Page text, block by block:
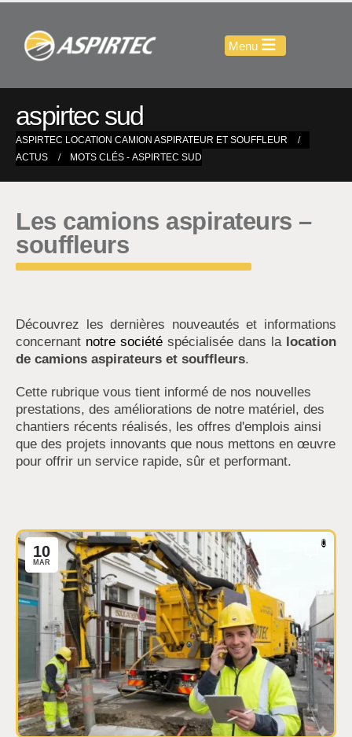
aspirtec sud
ASPIRTEC LOCATION CAMION ASPIRATEUR ET SOUFFLEUR
ACTUS
MOTS CLÉS - ASPIRTEC SUD
Les camions aspirateurs –
souffleurs
Découvrez les dernières nouveautés et informations
concernant notre société spécialisée dans la location
de camions aspirateurs et souffleurs.
Cette rubrique vous tient informé de nos nouvelles
prestations, des améliorations de notre matériel, des
chantiers récents réalisés, les offres d'emplois ainsi
que des projets innovants que nous mettons en œuvre
pour offrir un service rapide, sûr et performant.
10
MAR
0